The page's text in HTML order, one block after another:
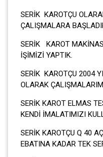
SERİK KAROTÇU
ÇALIŞMALARA
SERİK KAROT
İŞİMİZİ YAPTIK.
SERİK KAROTÇU 2004
OLARAK
SERİK KAROT ELMAS
KENDİ İMALATIMIZI
SERİK KAROTÇU Q 40
EBATINA KADAR TEK